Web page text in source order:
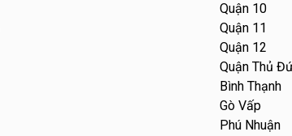
Quận 10
Quận 11
Quận 12
Quận Thủ
Bình Thạnh
Gò Vấp
Phú Nhuận